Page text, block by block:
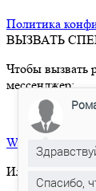
Политика
ВЫЗВАТЬ
Чтобы вызвать
мессенджер:
max
What’sApp
Или позвоните
Спасибо,